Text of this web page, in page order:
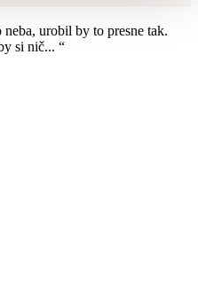
urobil by to presne tak.
si nič...